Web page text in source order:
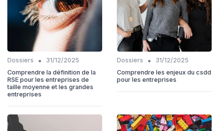
Dossiers •
31/12/2025
Comprendre la définition de la
RSE pour les entreprises de
taille moyenne et les grandes
entreprises
Dossiers •
31/12/2025
Comprendre les enjeux du csdd
pour les entreprises